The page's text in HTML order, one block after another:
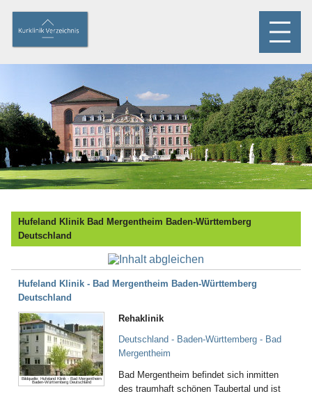
Hufeland Klinik Bad Mergentheim Baden-Württemberg
Deutschland
Hufeland Klinik - Bad Mergentheim Baden-Württemberg
Deutschland
Bildquelle: Hufeland Klinik - Bad Mergentheim
Baden-Württemberg Deutschland
Rehaklinik
Deutschland - Baden-Württemberg - Bad
Mergentheim
Bad Mergentheim befindet sich inmitten
des traumhaft schönen Taubertal und ist